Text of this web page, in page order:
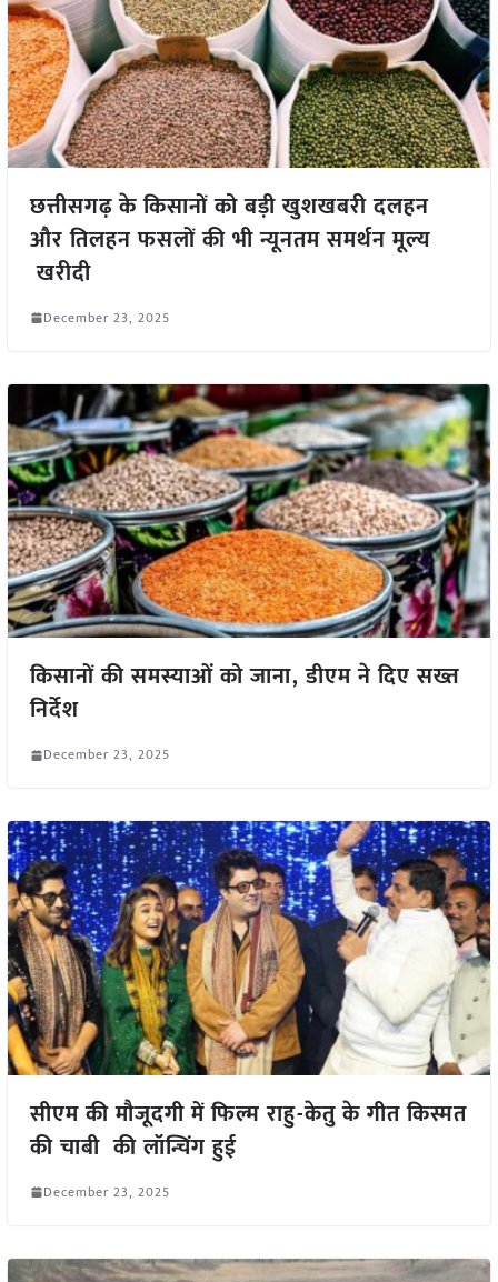
छत्तीसगढ़ के किसानों को बड़ी खुशखबरी दलहन
और तिलहन फसलों की भी न्यूनतम समर्थन मूल्य
खरीदी
December 23, 2025
किसानों की समस्याओं को जाना, डीएम ने दिए सख्त
निर्देश
December 23, 2025
सीएम की मौजूदगी में फिल्म राहु-केतु के गीत किस्मत
की चाबी की लॉन्चिंग हुई
December 23, 2025